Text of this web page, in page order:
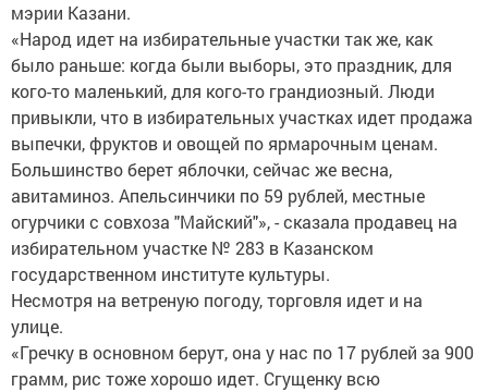
мэрии Казани.
«Народ идет на избирательные участки так же, как
было раньше: когда были выборы, это праздник, для
кого-то маленький, для кого-то грандиозный. Люди
привыкли, что в избирательных участках идет продажа
выпечки, фруктов и овощей по ярмарочным ценам.
Большинство берет яблочки, сейчас же весна,
авитаминоз. Апельсинчики по 59 рублей, местные
огурчики с совхоза "Майский"», - сказала продавец на
избирательном участке № 283 в Казанском
государственном институте культуры.
Несмотря на ветреную погоду, торговля идет и на
улице.
«Гречку в основном берут, она у нас по 17 рублей за 900
грамм, рис тоже хорошо идет. Сгущенку всю